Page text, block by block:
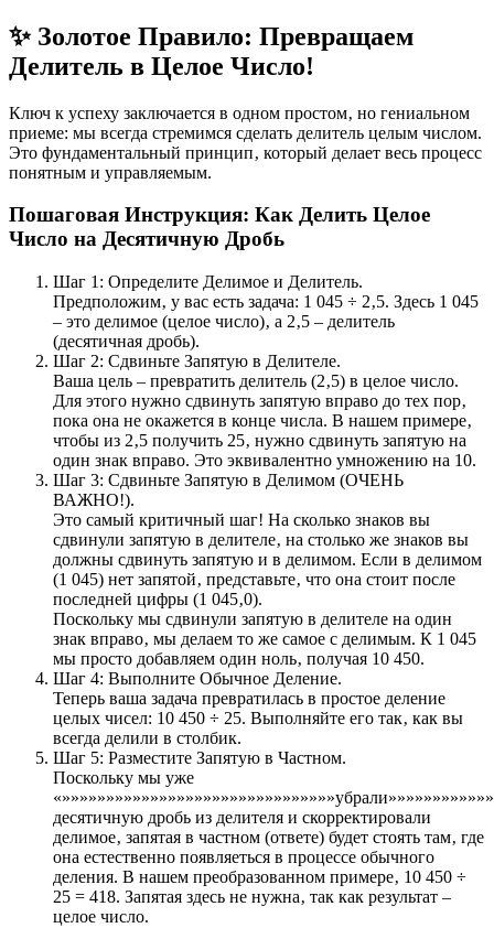
✨ Золотое Правило: Превращаем
Делитель в Целое Число!
Ключ к успеху заключается в одном простом‚ но гениальном
приеме: мы всегда стремимся сделать делитель целым числом.
Это фундаментальный принцип‚ который делает весь процесс
понятным и управляемым.
Пошаговая Инструкция: Как Делить Целое
Число на Десятичную Дробь
Шаг 1: Определите Делимое и Делитель.
Предположим‚ у вас есть задача: 1 045 ÷ 2‚5. Здесь 1 045
– это делимое (целое число)‚ а 2‚5 – делитель
(десятичная дробь).
Шаг 2: Сдвиньте Запятую в Делителе.
Ваша цель – превратить делитель (2‚5) в целое число.
Для этого нужно сдвинуть запятую вправо до тех пор‚
пока она не окажется в конце числа. В нашем примере‚
чтобы из 2‚5 получить 25‚ нужно сдвинуть запятую на
один знак вправо. Это эквивалентно умножению на 10.
Шаг 3: Сдвиньте Запятую в Делимом (ОЧЕНЬ
ВАЖНО!).
Это самый критичный шаг! На сколько знаков вы
сдвинули запятую в делителе‚ на столько же знаков вы
должны сдвинуть запятую и в делимом. Если в делимом
(1 045) нет запятой‚ представьте‚ что она стоит после
последней цифры (1 045‚0).
Поскольку мы сдвинули запятую в делителе на один
знак вправо‚ мы делаем то же самое с делимым. К 1 045
мы просто добавляем один ноль‚ получая 10 450.
Шаг 4: Выполните Обычное Деление.
Теперь ваша задача превратилась в простое деление
целых чисел: 10 450 ÷ 25. Выполняйте его так‚ как вы
всегда делили в столбик.
Шаг 5: Разместите Запятую в Частном.
Поскольку мы уже
десятичную дробь из делителя и скорректировали
делимое‚ запятая в частном (ответе) будет стоять там‚ где
она естественно появляеться в процессе обычного
деления. В нашем преобразованном примере‚ 10 450 ÷
25 = 418. Запятая здесь не нужна‚ так как результат –
целое число.